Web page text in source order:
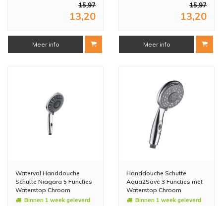
15,97
13,20
Meer info
15,97
13,20
Meer info
Waterval Handdouche
Schutte Niagara 5 Functies
Waterstop Chroom
Binnen 1 week geleverd
Handdouche Schutte
Aqua2Save 3 Functies met
Waterstop Chroom
Binnen 1 week geleverd